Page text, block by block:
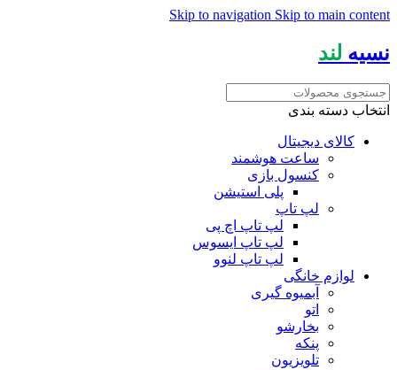
Skip to navigation Skip to main content
نسیه لند
انتخاب دسته بندی
کالای دیجیتال
ساعت هوشمند
کنسول بازی
پلی استیشن
لپ تاپ
لپ تاپ اچ پی
لپ تاپ ایسوس
لپ تاپ لنوو
لوازم خانگی
آبمیوه گیری
اتو
بخارشو
پنکه
تلویزیون